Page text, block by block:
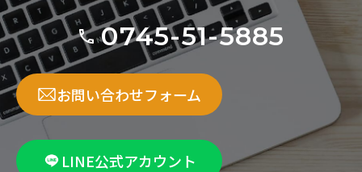
0745-51-5885
お問い合わせフォーム
LINE公式アカウント